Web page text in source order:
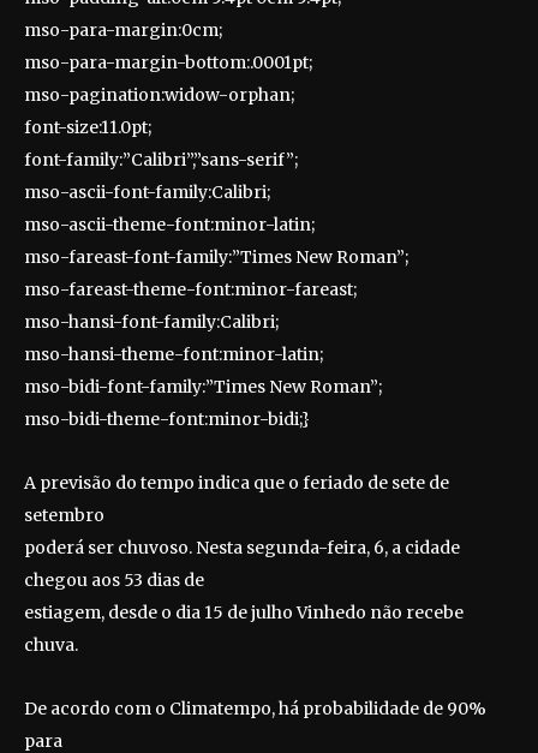
mso-para-margin:0cm;
mso-para-margin-bottom:.0001pt;
mso-pagination:widow-orphan;
font-size:11.0pt;
font-family:”Calibri”,”sans-serif”;
mso-ascii-font-family:Calibri;
mso-ascii-theme-font:minor-latin;
mso-fareast-font-family:”Times New Roman”;
mso-fareast-theme-font:minor-fareast;
mso-hansi-font-family:Calibri;
mso-hansi-theme-font:minor-latin;
mso-bidi-font-family:”Times New Roman”;
mso-bidi-theme-font:minor-bidi;}
A previsão do tempo indica que o feriado de sete de
setembro
poderá ser chuvoso. Nesta segunda-feira, 6, a cidade
chegou aos 53 dias de
estiagem, desde o dia 15 de julho Vinhedo não recebe
chuva.
De acordo com o Climatempo, há probabilidade de 90%
para